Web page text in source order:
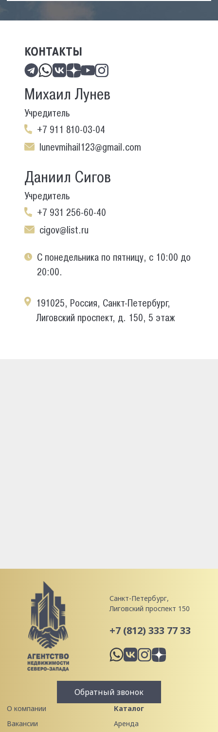
КОНТАКТЫ
Михаил Лунев
Учредитель
+7 911 810-03-04
lunevmihail123@gmail.com
Даниил Сигов
Учредитель
+7 931 256-60-40
cigov@list.ru
С понедельника по пятницу, с 10:00 до
20:00.
191025, Россия, Санкт-Петербург,
Лиговский проспект, д. 150, 5 этаж
Санкт-Петербург,
Лиговский проспект 150
+7 (812) 333 77 33
Обратный звонок
О компании
Вакансии
Каталог
Аренда